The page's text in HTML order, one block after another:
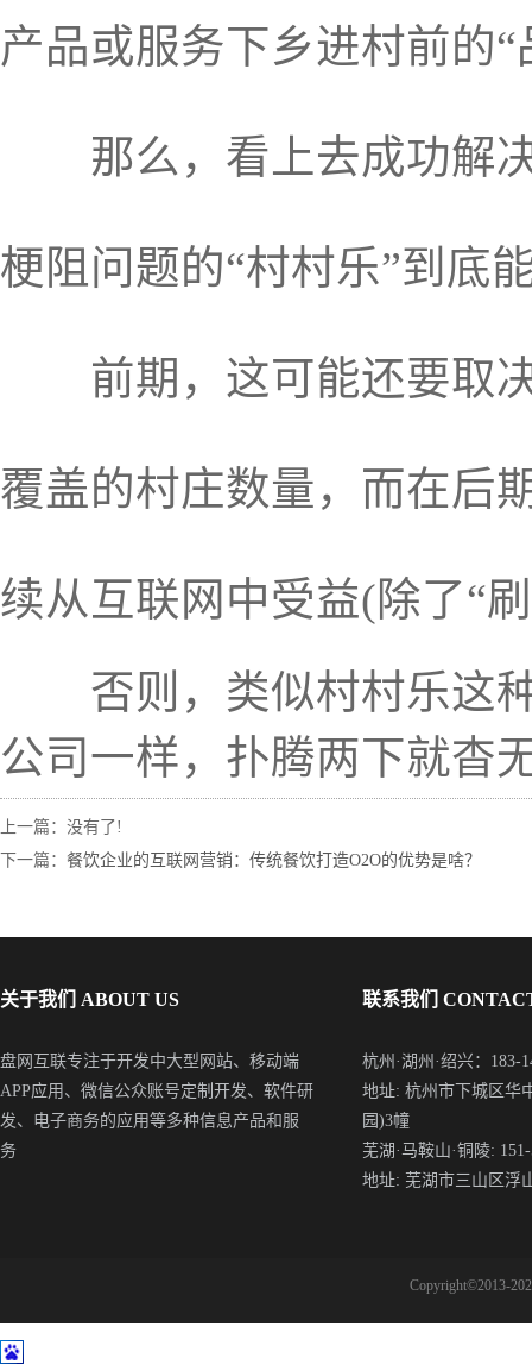
产品或服务下乡进村前的“
那么，看上去成功解决
梗阻问题的“村村乐”到底
前期，这可能还要取决
覆盖的村庄数量，而在后
续从互联网中受益(除了“
否则，类似村村乐这种
公司一样，扑腾两下就杳
上一篇：没有了!
下一篇： 餐饮企业的互联网营销：传统餐饮打造O2O的优势是啥？
关于我们 ABOUT US
盘网互联专注于开发中大型网站、移动端
APP应用、微信公众账号定制开发、软件研
发、电子商务的应用等多种信息产品和服
务
联系我们
杭州·湖州·绍兴：183-
地址: 杭州市下城区华
园)3幢
芜湖·马鞍山·铜陵:
地址: 芜湖市三山区浮
Copyright©2013-